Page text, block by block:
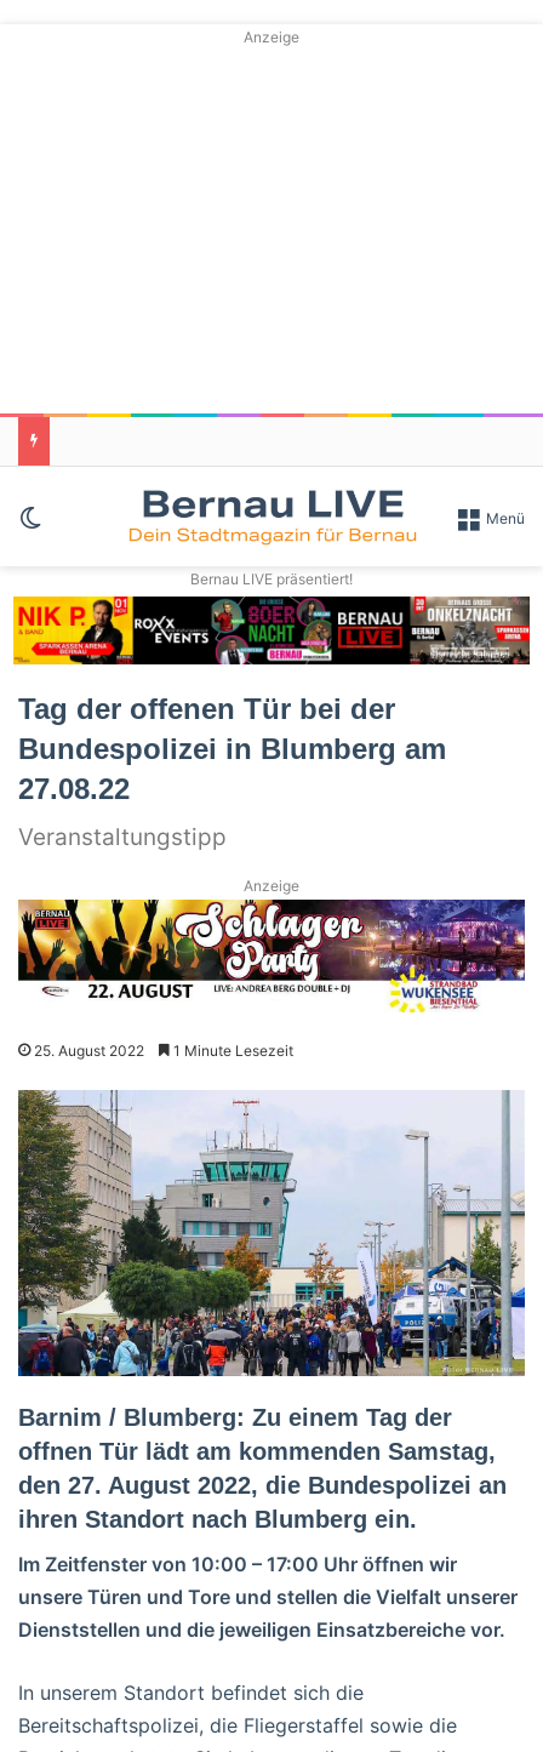
Anzeige
Skin umschalten Menü
Bernau LIVE präsentiert!
Tag der offenen Tür bei der
Bundespolizei in Blumberg am
27.08.22
Veranstaltungstipp
Anzeige
25. August 2022 1 Minute Lesezeit
Barnim / Blumberg: Zu einem Tag der
offnen Tür lädt am kommenden Samstag,
den 27. August 2022, die Bundespolizei an
ihren Standort nach Blumberg ein.
Im Zeitfenster von 10:00 – 17:00 Uhr öffnen wir
unsere Türen und Tore und stellen die Vielfalt unserer
Dienststellen und die jeweiligen Einsatzbereiche vor.
In unserem Standort befindet sich die
Bereitschaftspolizei, die Fliegerstaffel sowie die